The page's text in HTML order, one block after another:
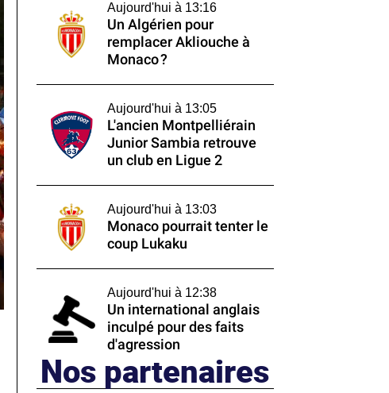
Aujourd'hui à 13:16
Un Algérien pour
remplacer Akliouche à
Monaco ?
Aujourd'hui à 13:05
L'ancien Montpelliérain
Junior Sambia retrouve
un club en Ligue 2
Aujourd'hui à 13:03
Monaco pourrait tenter le
coup Lukaku
Aujourd'hui à 12:38
Un international anglais
inculpé pour des faits
d'agression
Nos partenaires